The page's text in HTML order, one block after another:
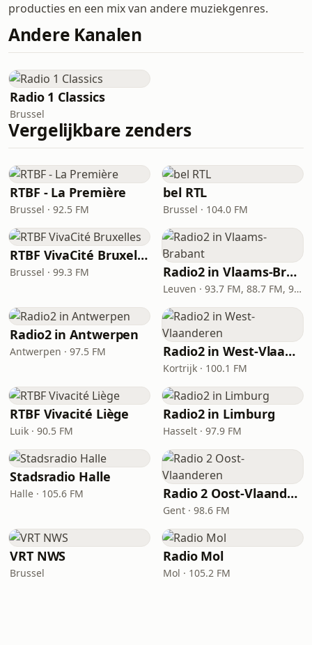
producties en een mix van andere muziekgenres.
Andere Kanalen
Radio 1 Classics
Brussel
Vergelijkbare zenders
RTBF - La Première
Brussel · 92.5 FM
bel RTL
Brussel · 104.0 FM
RTBF VivaCité Bruxelles
Brussel · 99.3 FM Radio2 in Vlaams-Brabant
Leuven · 93.7 FM, 88.7 FM, 92.4 FM
Radio2 in Antwerpen
Antwerpen · 97.5 FM Radio2 in West-Vlaanderen
Kortrijk · 100.1 FM
RTBF Vivacité Liège
Luik · 90.5 FM
Radio2 in Limburg
Hasselt · 97.9 FM
Stadsradio Halle
Halle · 105.6 FM Radio 2 Oost-Vlaanderen
Gent · 98.6 FM
VRT NWS
Brussel
Radio Mol
Mol · 105.2 FM